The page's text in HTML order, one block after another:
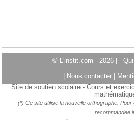
© L'instit.com - 2026 |
Nous contacter
Site de soutien scolaire - Cours et
(*) Ce site utilise la nouvelle orthographe.